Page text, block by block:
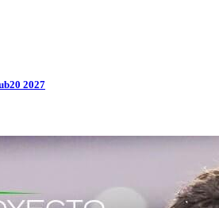
2027